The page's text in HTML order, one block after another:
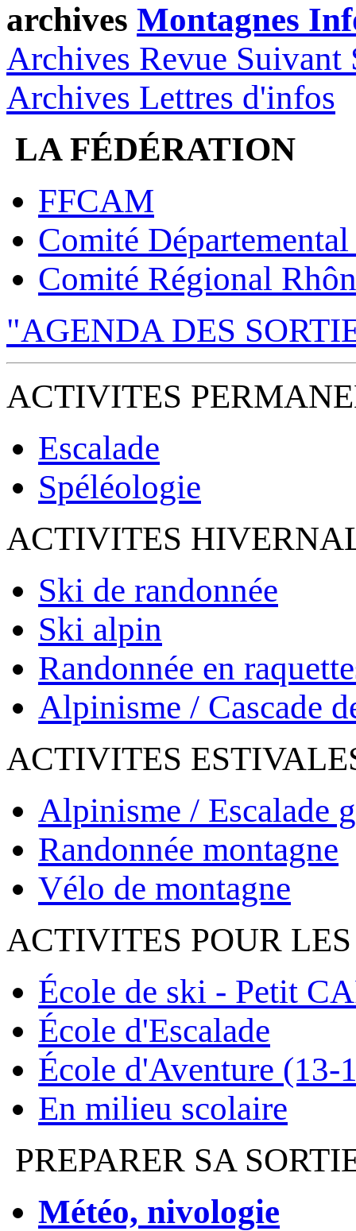
archives Montagnes
Archives Revue Suivant
Archives Lettres d'infos
LA FÉDÉRATION
FFCAM
Comité
Comité Régional
"AGENDA DES
ACTIVITES
Escalade
Spéléologie
ACTIVITES
Ski de randonnée
Ski alpin
Randonnée en
Alpinisme / Cascade
ACTIVITES
Alpinisme / Escalade
Randonnée montagne
Vélo de montagne
ACTIVITES POUR
École de ski - Petit
École d'Escalade
École d'Aventure (13-
En milieu scolaire
PREPARER SA
Météo, nivologie